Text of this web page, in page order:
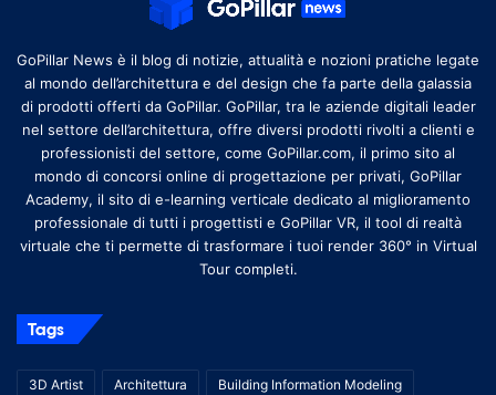
GoPillar News è il blog di notizie, attualità e nozioni pratiche legate
al mondo dell’architettura e del design che fa parte della galassia
di prodotti offerti da GoPillar. GoPillar, tra le aziende digitali leader
nel settore dell’architettura, offre diversi prodotti rivolti a clienti e
professionisti del settore, come GoPillar.com, il primo sito al
mondo di concorsi online di progettazione per privati, GoPillar
Academy, il sito di e-learning verticale dedicato al miglioramento
professionale di tutti i progettisti e GoPillar VR, il tool di realtà
virtuale che ti permette di trasformare i tuoi render 360° in Virtual
Tour completi.
Tags
3D Artist Architettura Building Information Modeling